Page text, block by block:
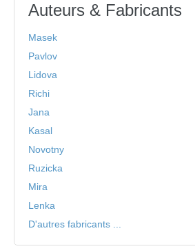
Auteurs & Fabricants
Masek
Pavlov
Lidova
Richi
Jana
Kasal
Novotny
Ruzicka
Mira
Lenka
D'autres fabricants ...